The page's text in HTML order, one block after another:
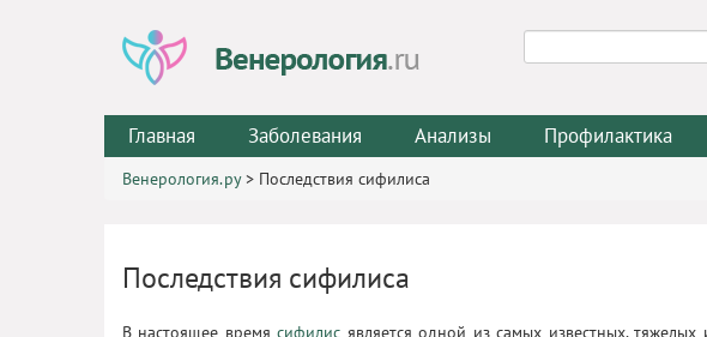
Главная Заболевания Анализы Профилактика
Венерология.ру> Последствия сифилиса
Последствия сифилиса
В настоящее времясифилис является одной из самых известных,